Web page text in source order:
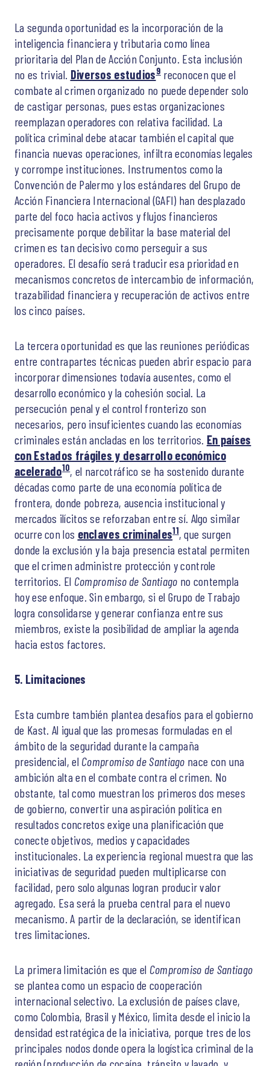
La segunda oportunidad es la incorporación de la
inteligencia financiera y tributaria como línea
prioritaria del Plan de Acción Conjunto. Esta inclusión
no es trivial. Diversos estudios9reconocen que el
combate al crimen organizado no puede depender solo
de castigar personas, pues estas organizaciones
reemplazan operadores con relativa facilidad. La
política criminal debe atacar también el capital que
financia nuevas operaciones, infiltra economías legales
y corrompe instituciones. Instrumentos como la
Convención de Palermo y los estándares del Grupo de
Acción Financiera Internacional (GAFI) han desplazado
parte del foco hacia activos y flujos financieros
precisamente porque debilitar la base material del
crimen es tan decisivo como perseguir a sus
operadores. El desafío será traducir esa prioridad en
mecanismos concretos de intercambio de información,
trazabilidad financiera y recuperación de activos entre
los cinco países.
La tercera oportunidad es que las reuniones periódicas
entre contrapartes técnicas pueden abrir espacio para
incorporar dimensiones todavía ausentes, como el
desarrollo económico y la cohesión social. La
persecución penal y el control fronterizo son
necesarios, pero insuficientes cuando las economías
criminales están ancladas en los territorios. En países
con Estados frágiles y desarrollo económico
acelerado10, el narcotráfico se ha sostenido durante
décadas como parte de una economía política de
frontera, donde pobreza, ausencia institucional y
mercados ilícitos se reforzaban entre sí. Algo similar
ocurre con los enclaves criminales11, que surgen
donde la exclusión y la baja presencia estatal permiten
que el crimen administre protección y controle
territorios. El Compromiso de Santiago no contempla
hoy ese enfoque. Sin embargo, si el Grupo de Trabajo
logra consolidarse y generar confianza entre sus
miembros, existe la posibilidad de ampliar la agenda
hacia estos factores.
5. Limitaciones
Esta cumbre también plantea desafíos para el gobierno
de Kast. Al igual que las promesas formuladas en el
ámbito de la seguridad durante la campaña
presidencial, el Compromiso de Santiago nace con una
ambición alta en el combate contra el crimen. No
obstante, tal como muestran los primeros dos meses
de gobierno, convertir una aspiración política en
resultados concretos exige una planificación que
conecte objetivos, medios y capacidades
institucionales. La experiencia regional muestra que las
iniciativas de seguridad pueden multiplicarse con
facilidad, pero solo algunas logran producir valor
agregado. Esa será la prueba central para el nuevo
mecanismo. A partir de la declaración, se identifican
tres limitaciones.
La primera limitación es que el Compromiso de Santiago
se plantea como un espacio de cooperación
internacional selectivo. La exclusión de países clave,
como Colombia, Brasil y México, limita desde el inicio la
densidad estratégica de la iniciativa, porque tres de los
principales nodos donde opera la logística criminal de la